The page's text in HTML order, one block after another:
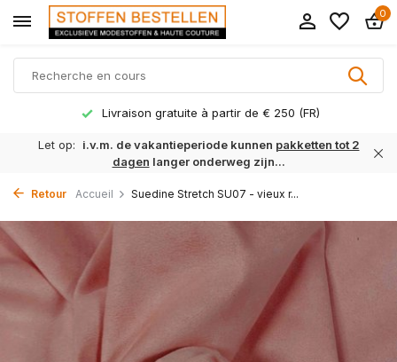
0
Livraison gratuite à partir de € 250 (FR)
Let op: i.v.m. de vakantieperiode kunnen pakketten tot 2
dagen langer onderweg zijn...
Retour Accueil Suedine Stretch SU07 - vieux r...